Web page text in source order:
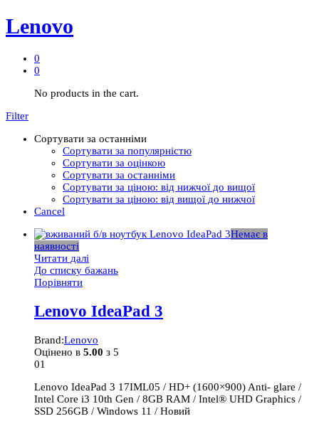
Lenovo
0
0
No products in the cart.
Filter
Сортувати за останніми
Сортувати за популярністю
Сортувати за оцінкою
Сортувати за останніми
Сортувати за ціною: від нижчої до вищої
Сортувати за ціною: від вищої до нижчої
Cancel
Немає в
наявності
Читати далі
До списку бажань
Порівняти
Lenovo IdeaPad 3
Brand:Lenovo
Оцінено в 5.00 з 5
01
Lenovo IdeaPad 3 17IML05 / HD+ (1600×900) Anti- glare /
Intel Core i3 10th Gen / 8GB RAM / Intel® UHD Graphics /
SSD 256GB / Windows 11 / Новий